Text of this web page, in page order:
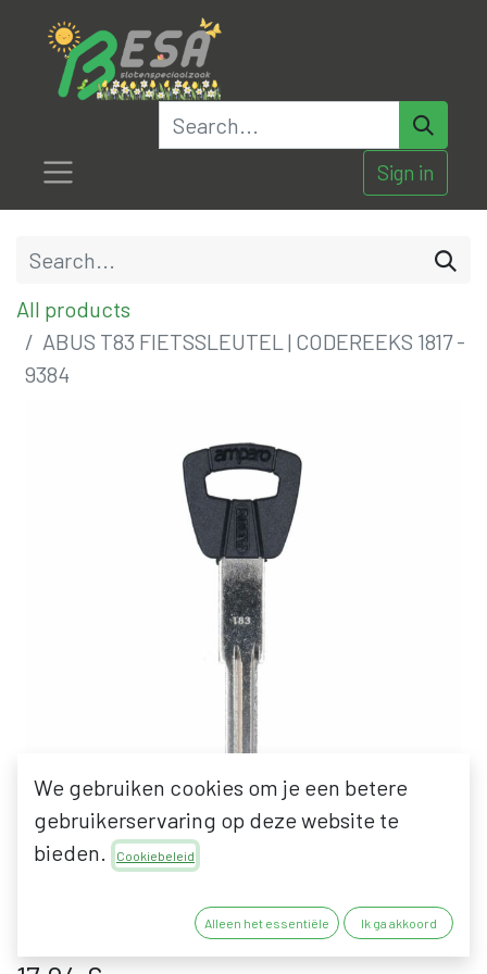
Sign in
All products
ABUS T83 FIETSSLEUTEL | CODEREEKS 1817 -
9384
ABUS T83 FIETSSLEUTEL |
CODEREEKS 1817 - 9384
We gebruiken cookies om je een betere
gebruikerservaring op deze website te
bieden.
Cookiebeleid
Alleen het essentiële Ik ga akkoord